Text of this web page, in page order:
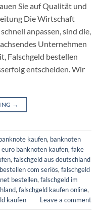
Sie auf Qualität und
Die Wirtschaft
anpassen, sind die,
Unternehmen
Falschgeld bestellen
entscheiden. Wir
→
kaufen​, banknoten
euro banknoten kaufen​,fake
,falschgeld aus deutschland
com seriös​,falschgeld
bestellen​,falschgeld im
,falschgeld kaufen online​,
kaufen Leave a comment